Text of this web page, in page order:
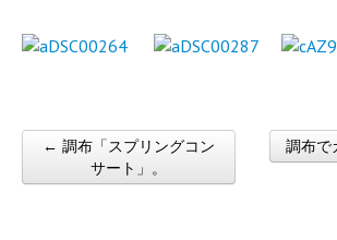
Post navigation
← 調布「スプリングコン
サート」。
調布で